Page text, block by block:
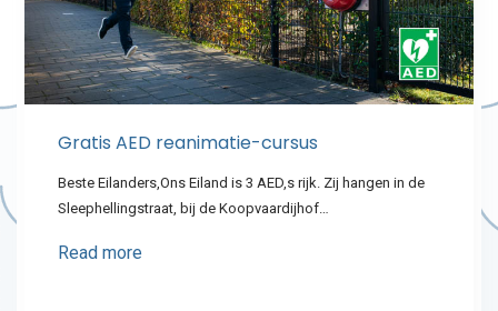
Gratis AED reanimatie-cursus
Beste Eilanders,Ons Eiland is 3 AED,s rijk. Zij hangen in de
Sleephellingstraat, bij de Koopvaardijhof…
Read more